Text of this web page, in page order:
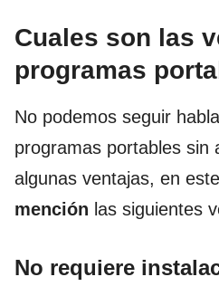
Cuales son las
programas
No podemos seguir
programas portables sin
algunas ventajas, en
mención las siguientes
No requiere